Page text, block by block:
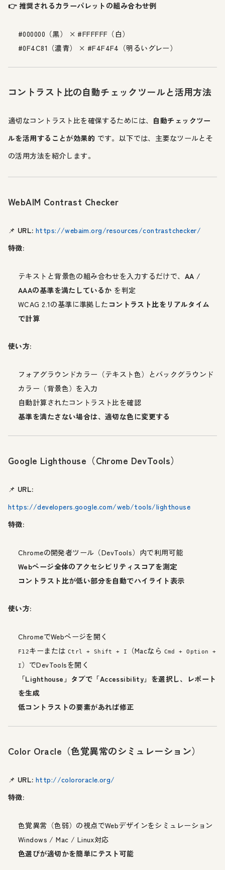
👉 推奨されるカラーパレットの組み合わせ例
#000000（黒） × #FFFFFF（白）
#0F4C81（濃青） × #F4F4F4（明るいグレー）
コントラスト比の自動チェックツールと活用方法
適切なコントラスト比を確保するためには、 自動チェックツー
ルを活用することが効果的 です。以下では、主要なツールとそ
の活用方法を紹介します。
WebAIM Contrast Checker
📌 URL: https://webaim.org/resources/contrastchecker/
特徴:
テキストと背景色の組み合わせを入力するだけで、 AA /
AAAの基準を満たしているか を判定
WCAG 2.1の基準に準拠した コントラスト比をリアルタイム
で計算
使い方:
フォアグラウンドカラー（テキスト色）とバックグラウンド
カラー（背景色）を入力
自動計算されたコントラスト比を確認
基準を満たさない場合は、適切な色に変更する
Google Lighthouse（Chrome DevTools）
📌 URL:
https://developers.google.com/web/tools/lighthouse
特徴:
Chromeの開発者ツール（DevTools）内で利用可能
Webページ全体のアクセシビリティスコアを測定
コントラスト比が低い部分を自動でハイライト表示
使い方:
ChromeでWebページを開く
F12キーまたは Ctrl + Shift + I （Macなら Cmd + Option +
I）でDevToolsを開く
「Lighthouse」タブで「Accessibility」を選択し、レポート
を生成
低コントラストの要素があれば修正
Color Oracle（色覚異常のシミュレーション）
📌 URL: http://colororacle.org/
特徴:
色覚異常（色弱）の視点でWebデザインをシミュレーション
Windows / Mac / Linux対応
色選びが適切かを簡単にテスト可能